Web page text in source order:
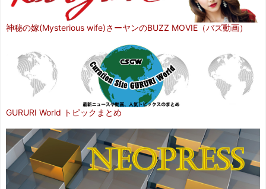
神秘の嫁(Mysterious wife)さーヤンのBUZZ MOVIE（バズ動画）
GURURI World トピックまとめ